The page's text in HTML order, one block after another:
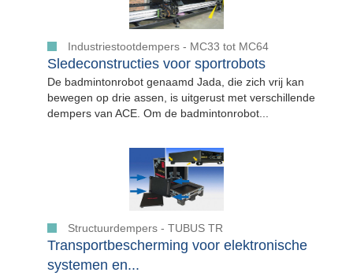
Industriestootdempers - MC33 tot MC64
Sledeconstructies voor sportrobots
De badmintonrobot genaamd Jada, die zich vrij kan
bewegen op drie assen, is uitgerust met verschillende
dempers van ACE. Om de badmintonrobot...
Structuurdempers - TUBUS TR
Transportbescherming voor elektronische
systemen en...